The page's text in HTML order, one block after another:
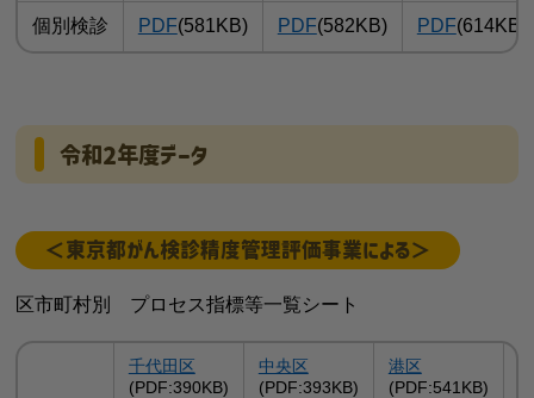
個別検診 PDF(581KB) PDF(582KB) PDF(614KB)
令和2年度データ
＜東京都がん検診精度管理評価事業による＞
区市町村別 プロセス指標等一覧シート
千代田区
(PDF:390KB)
中央区
(PDF:393KB)
港区
(PDF:541KB)